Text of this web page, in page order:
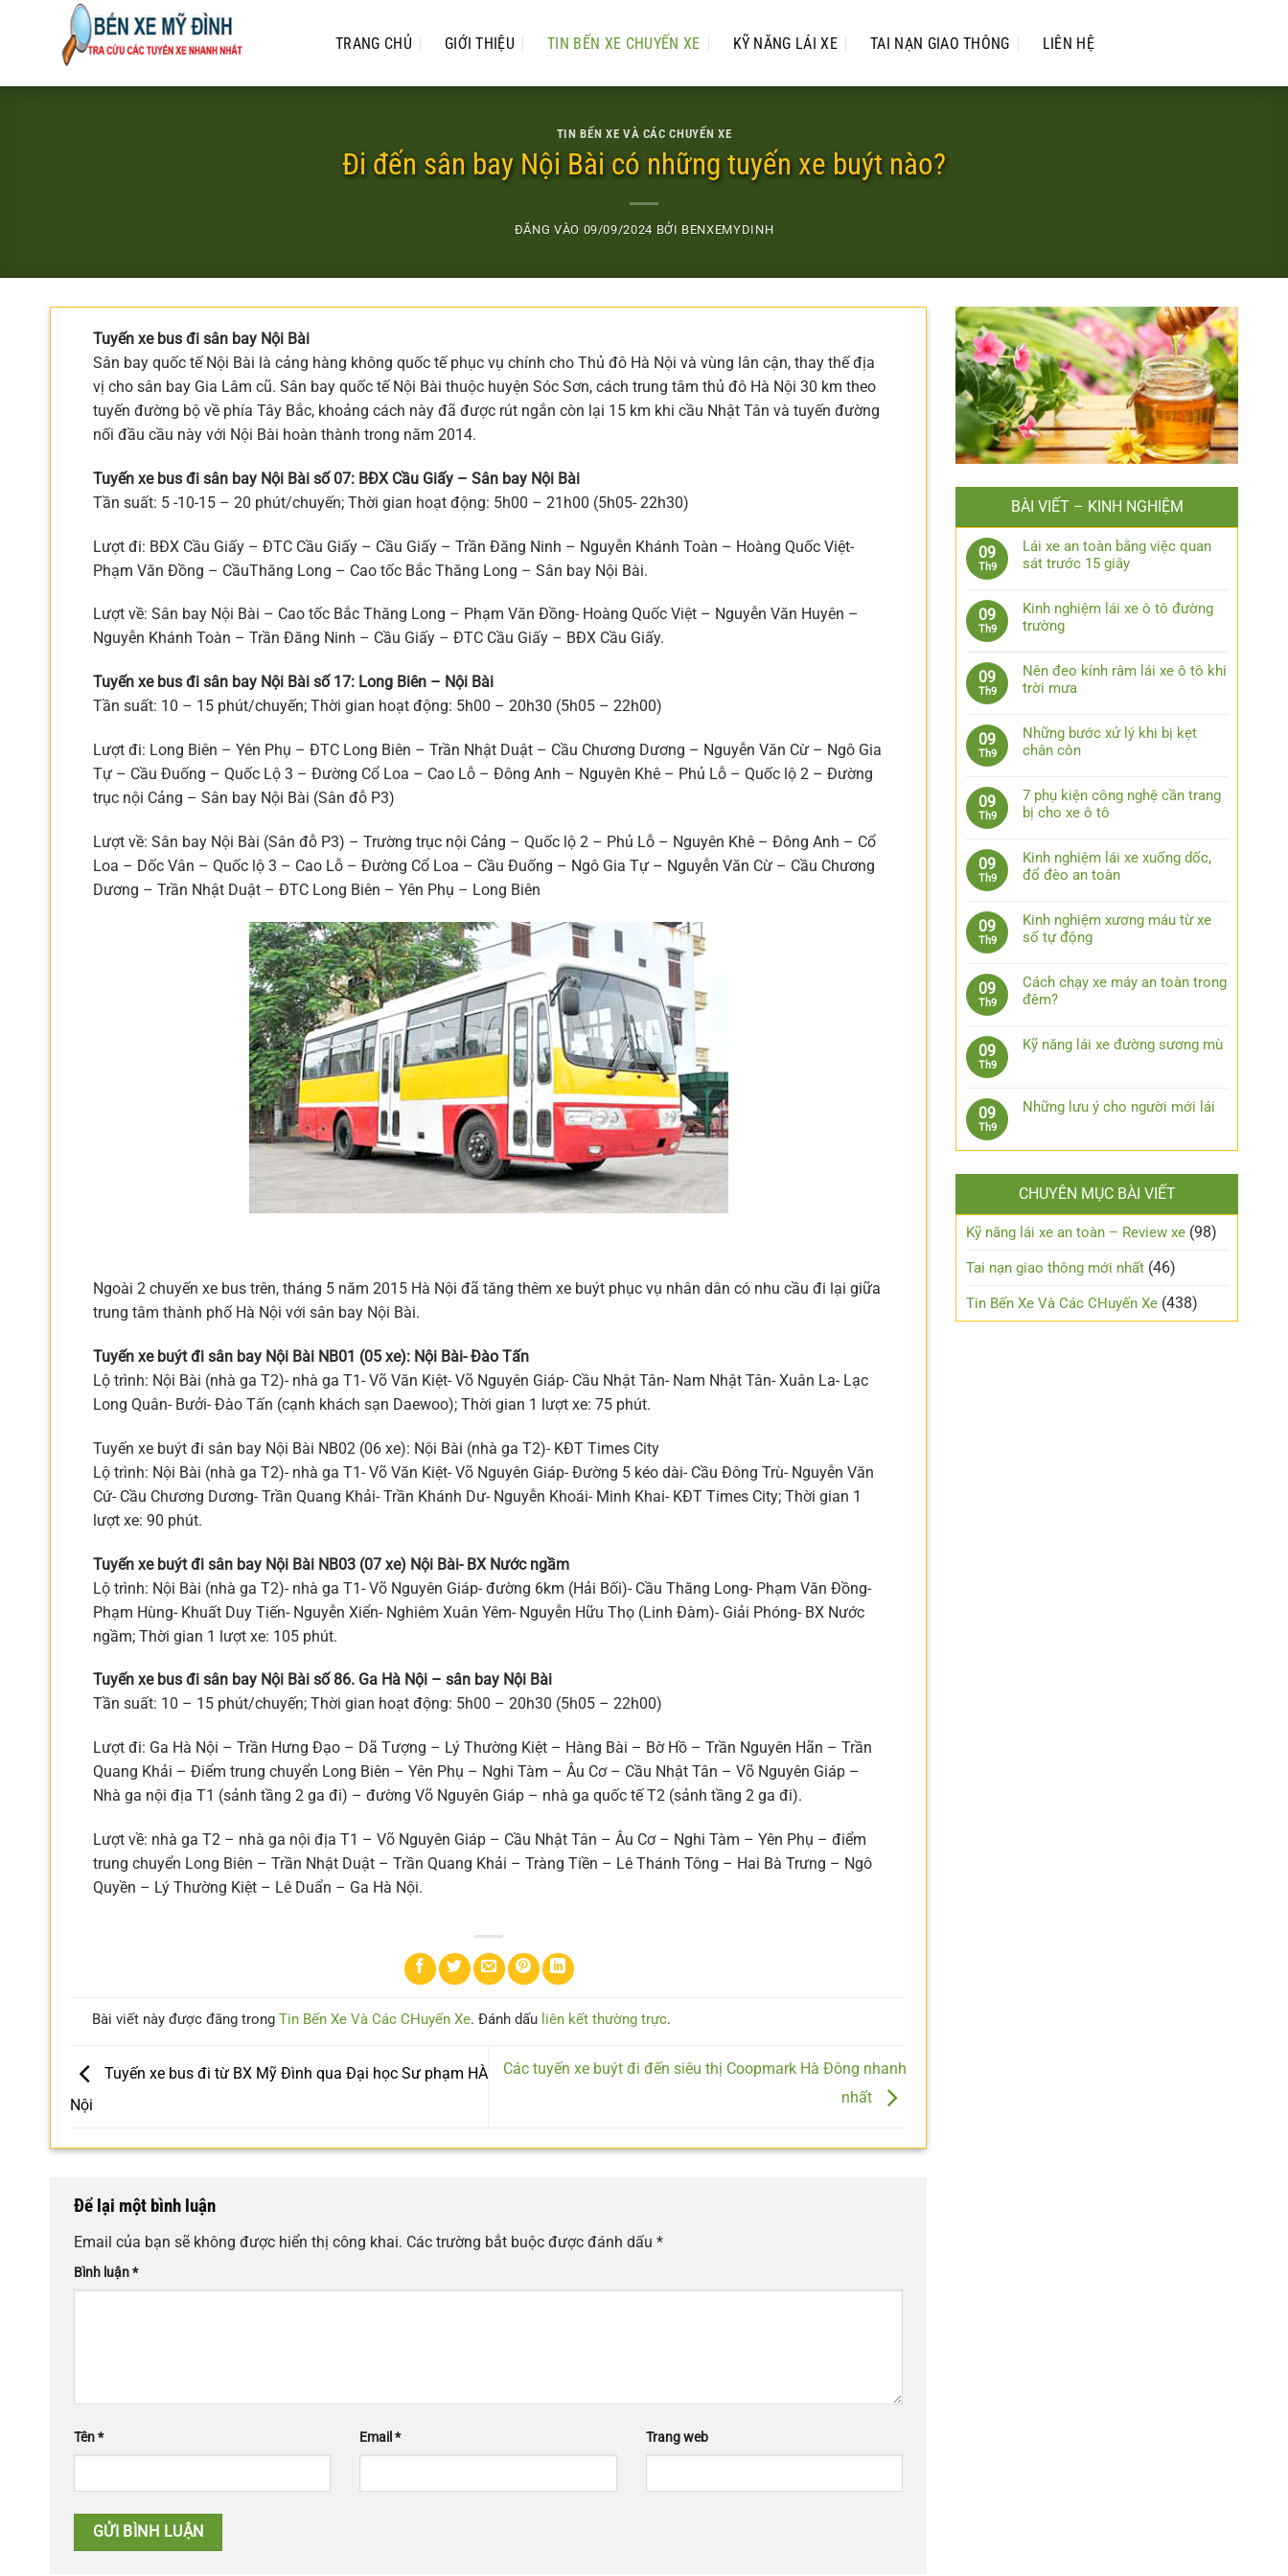
dung
TRANG CHỦ GIỚI THIỆU TIN BẾN XE CHUYẾN XE KỸ NĂNG LÁI XE TAI NẠN GIAO THÔNG LIÊN HỆ
TIN BẾN XE VÀ CÁC CHUYẾN XE
Đi đến sân bay Nội Bài có những tuyến xe buýt nào?
ĐĂNG VÀO 09/09/2024 BỞI BENXEMYDINH
Tuyến xe bus đi sân bay Nội Bài
Sân bay quốc tế Nội Bài là cảng hàng không quốc tế phục vụ chính cho Thủ đô Hà Nội và vùng lân cận, thay thế địa
vị cho sân bay Gia Lâm cũ. Sân bay quốc tế Nội Bài thuộc huyện Sóc Sơn, cách trung tâm thủ đô Hà Nội 30 km theo
tuyến đường bộ về phía Tây Bắc, khoảng cách này đã được rút ngắn còn lại 15 km khi cầu Nhật Tân và tuyến đường
nối đầu cầu này với Nội Bài hoàn thành trong năm 2014.
Tuyến xe bus đi sân bay Nội Bài số 07: BĐX Cầu Giấy – Sân bay Nội Bài
Tần suất: 5 -10-15 – 20 phút/chuyến; Thời gian hoạt động: 5h00 – 21h00 (5h05- 22h30)
Lượt đi: BĐX Cầu Giấy – ĐTC Cầu Giấy – Cầu Giấy – Trần Đăng Ninh – Nguyễn Khánh Toàn – Hoàng Quốc Việt-
Phạm Văn Đồng – CầuThăng Long – Cao tốc Bắc Thăng Long – Sân bay Nội Bài.
Lượt về: Sân bay Nội Bài – Cao tốc Bắc Thăng Long – Phạm Văn Đồng- Hoàng Quốc Việt – Nguyễn Văn Huyên –
Nguyễn Khánh Toàn – Trần Đăng Ninh – Cầu Giấy – ĐTC Cầu Giấy – BĐX Cầu Giấy.
Tuyến xe bus đi sân bay Nội Bài số 17: Long Biên – Nội Bài
Tần suất: 10 – 15 phút/chuyến; Thời gian hoạt động: 5h00 – 20h30 (5h05 – 22h00)
Lượt đi: Long Biên – Yên Phụ – ĐTC Long Biên – Trần Nhật Duật – Cầu Chương Dương – Nguyễn Văn Cừ – Ngô Gia
Tự – Cầu Đuống – Quốc Lộ 3 – Đường Cổ Loa – Cao Lỗ – Đông Anh – Nguyên Khê – Phủ Lỗ – Quốc lộ 2 – Đường
trục nội Cảng – Sân bay Nội Bài (Sân đỗ P3)
Lượt về: Sân bay Nội Bài (Sân đỗ P3) – Trường trục nội Cảng – Quốc lộ 2 – Phủ Lỗ – Nguyên Khê – Đông Anh – Cổ
Loa – Dốc Vân – Quốc lộ 3 – Cao Lỗ – Đường Cổ Loa – Cầu Đuống – Ngô Gia Tự – Nguyễn Văn Cừ – Cầu Chương
Dương – Trần Nhật Duật – ĐTC Long Biên – Yên Phụ – Long Biên
Ngoài 2 chuyến xe bus trên, tháng 5 năm 2015 Hà Nội đã tăng thêm xe buýt phục vụ nhân dân có nhu cầu đi lại giữa
trung tâm thành phố Hà Nội với sân bay Nội Bài.
Tuyến xe buýt đi sân bay Nội Bài NB01 (05 xe): Nội Bài- Đào Tấn
Lộ trình: Nội Bài (nhà ga T2)- nhà ga T1- Võ Văn Kiệt- Võ Nguyên Giáp- Cầu Nhật Tân- Nam Nhật Tân- Xuân La- Lạc
Long Quân- Bưởi- Đào Tấn (cạnh khách sạn Daewoo); Thời gian 1 lượt xe: 75 phút.
Tuyến xe buýt đi sân bay Nội Bài NB02 (06 xe): Nội Bài (nhà ga T2)- KĐT Times City
Lộ trình: Nội Bài (nhà ga T2)- nhà ga T1- Võ Văn Kiệt- Võ Nguyên Giáp- Đường 5 kéo dài- Cầu Đông Trù- Nguyễn Văn
Cứ- Cầu Chương Dương- Trần Quang Khải- Trần Khánh Dư- Nguyễn Khoái- Minh Khai- KĐT Times City; Thời gian 1
lượt xe: 90 phút.
Tuyến xe buýt đi sân bay Nội Bài NB03 (07 xe) Nội Bài- BX Nước ngầm
Lộ trình: Nội Bài (nhà ga T2)- nhà ga T1- Võ Nguyên Giáp- đường 6km (Hải Bối)- Cầu Thăng Long- Phạm Văn Đồng-
Phạm Hùng- Khuất Duy Tiến- Nguyễn Xiển- Nghiêm Xuân Yêm- Nguyễn Hữu Thọ (Linh Đàm)- Giải Phóng- BX Nước
ngầm; Thời gian 1 lượt xe: 105 phút.
Tuyến xe bus đi sân bay Nội Bài số 86. Ga Hà Nội – sân bay Nội Bài
Tần suất: 10 – 15 phút/chuyến; Thời gian hoạt động: 5h00 – 20h30 (5h05 – 22h00)
Lượt đi: Ga Hà Nội – Trần Hưng Đạo – Dã Tượng – Lý Thường Kiệt – Hàng Bài – Bờ Hồ – Trần Nguyên Hãn – Trần
Quang Khải – Điểm trung chuyển Long Biên – Yên Phụ – Nghi Tàm – Âu Cơ – Cầu Nhật Tân – Võ Nguyên Giáp –
Nhà ga nội địa T1 (sảnh tầng 2 ga đi) – đường Võ Nguyên Giáp – nhà ga quốc tế T2 (sảnh tầng 2 ga đi).
Lượt về: nhà ga T2 – nhà ga nội địa T1 – Võ Nguyên Giáp – Cầu Nhật Tân – Âu Cơ – Nghi Tàm – Yên Phụ – điểm
trung chuyển Long Biên – Trần Nhật Duật – Trần Quang Khải – Tràng Tiền – Lê Thánh Tông – Hai Bà Trưng – Ngô
Quyền – Lý Thường Kiệt – Lê Duẩn – Ga Hà Nội.
Bài viết này được đăng trong Tin Bến Xe Và Các CHuyến Xe. Đánh dấu liên kết thường trực.
Tuyến xe bus đi từ BX Mỹ Đình qua Đại học Sư phạm HÀ
Nội
Các tuyến xe buýt đi đến siêu thị Coopmark Hà Đông nhanh
nhất
Để lại một bình luận
Email của bạn sẽ không được hiển thị công khai. Các trường bắt buộc được đánh dấu *
Bình luận*
Tên* Email* Trang web
BÀI VIẾT – KINH NGHIỆM
09
Th9
Lái xe an toàn bằng việc quan
sát trước 15 giây
có
bình
Lái
xe
toàn
bằng
việc
sát
trước
15
09
Th9
Kinh nghiệm lái xe ô tô đường
trường
có
bình
Kinh
nghiệm
ô
tô
trường
09
Th9
Nên đeo kính râm lái xe ô tô khi
trời mưa
có
bình
Nên
đeo
râm
lái
xe
tô
khi
09
Th9
Những bước xử lý khi bị kẹt
chân côn
có
bình
luận
Những
bước
khi
bị
chân
côn
09
Th9
7 phụ kiện công nghệ cần trang
bị cho xe ô tô
có
bình
7
phụ
công
nghệ
cần
bị
cho
tô
09
Th9
Kinh nghiệm lái xe xuống dốc,
đổ đèo an toàn
có
bình
Kinh
nghiệm
xe
xuống
đèo
09
Th9
Kinh nghiệm xương máu từ xe
số tự động
có
bình
Kinh
máu
từ
số
09
Th9
Cách chạy xe máy an toàn trong
đêm?
có
bình
Cách
an
toàn
trong
đêm?
09
Th9
Kỹ năng lái xe đường sương mù
bình
Kỹ
lái
xe
đường
sương
09
Th9
Những lưu ý cho người mới lái
có
ở
Những
lưu
cho
mới
lái
CHUYÊN MỤC BÀI VIẾT
Kỹ năng lái xe an toàn – Review xe (98)
Tai nạn giao thông mới nhất (46)
Tin Bến Xe Và Các CHuyến Xe (438)